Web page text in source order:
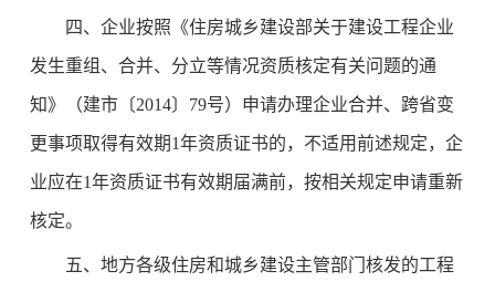
四、企业按照《住房城乡建设部关于建设工程企业
发生重组、合并、分立等情况资质核定有关问题的通
知》（建市〔2014〕79号）申请办理企业合并、跨省变
更事项取得有效期1年资质证书的，不适用前述规定，企
业应在1年资质证书有效期届满前，按相关规定申请重新
核定。
五、地方各级住房和城乡建设主管部门核发的工程